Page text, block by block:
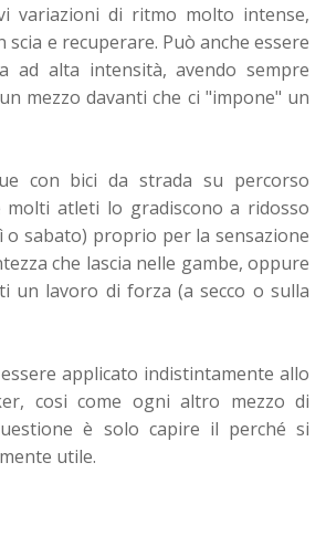
variazioni di ritmo molto intense,
e recuperare. Può anche essere
ad alta intensità, avendo sempre
mezzo davanti che ci "impone" un
con bici da strada su percorso
molti atleti lo gradiscono a ridosso
o sabato) proprio per la sensazione
che lascia nelle gambe, oppure
un lavoro di forza (a secco o sulla
applicato indistintamente allo
cosi come ogni altro mezzo di
è solo capire il perché si
utile.